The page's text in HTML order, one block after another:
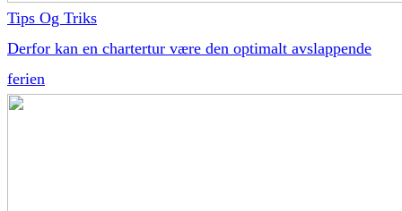
Tips Og Triks
Derfor kan en chartertur være den optimalt avslappende
ferien